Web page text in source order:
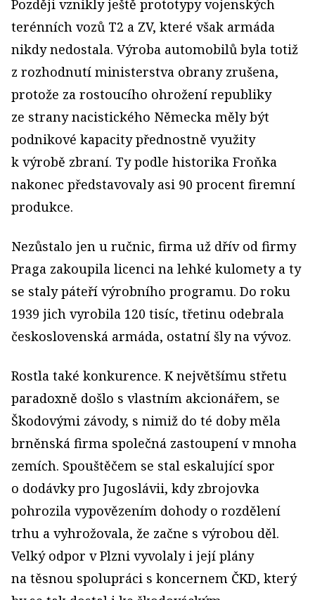
Později vznikly ještě prototypy vojenských
terénních vozů T2 a ZV, které však armáda
nikdy nedostala. Výroba automobilů byla totiž
z rozhodnutí ministerstva obrany zrušena,
protože za rostoucího ohrožení republiky
ze strany nacistického Německa měly být
podnikové kapacity přednostně využity
k výrobě zbraní. Ty podle historika Froňka
nakonec představovaly asi 90 procent firemní
produkce.
Nezůstalo jen u ručnic, firma už dřív od firmy
Praga zakoupila licenci na lehké kulomety a ty
se staly páteří výrobního programu. Do roku
1939 jich vyrobila 120 tisíc, třetinu odebrala
československá armáda, ostatní šly na vývoz.
Rostla také konkurence. K největšímu střetu
paradoxně došlo s vlastním akcionářem, se
Škodovými závody, s nimiž do té doby měla
brněnská firma společná zastoupení v mnoha
zemích. Spouštěčem se stal eskalující spor
o dodávky pro Jugoslávii, kdy zbrojovka
pohrozila vypovězením dohody o rozdělení
trhu a vyhrožovala, že začne s výrobou děl.
Velký odpor v Plzni vyvolaly i její plány
na těsnou spolupráci s koncernem ČKD, který